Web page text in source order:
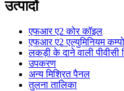
उत्पादों
एफआर ए2 कोर कॉइल
एफआर ए2 एल्युमिनियम
लकड़ी के दाने वाली
उपकरण
अन्य मिश्रित पैनल
तुलना तालिका